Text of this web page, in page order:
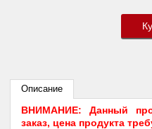
Описание
ВНИМАНИЕ: Данный
заказ, цена продукта